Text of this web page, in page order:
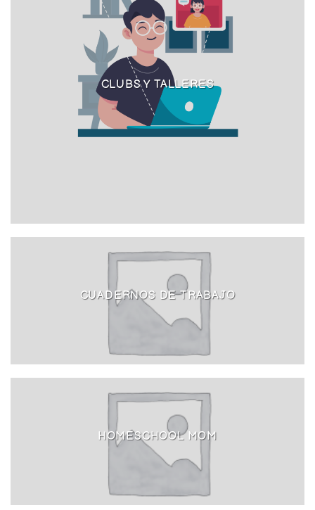
CLUBS Y TALLERES
CUADERNOS DE TRABAJO
HOMESCHOOL MOM